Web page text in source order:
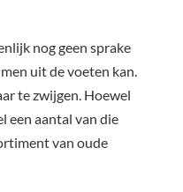
nog geen sprake
uit de voeten kan.
te zwijgen. Hoewel
een aantal van die
van oude